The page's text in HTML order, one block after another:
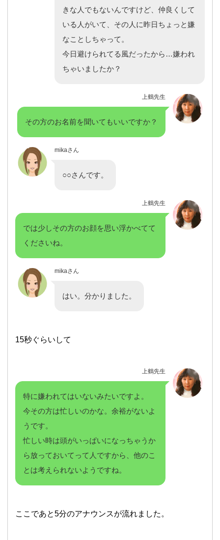
きな人でもないんですけど、仲良くして
いる人がいて、その人に昨日ちょっと嫌
なことしちゃって。
今日避けられてる風だったから…嫌われ
ちゃいましたか？
上鶴先生
その方のお名前を聞いてもいいですか？
mikaさん
○○さんです。
上鶴先生
では少しその方のお顔を思い浮かべてて
くださいね。
mikaさん
はい。分かりました。
15秒ぐらいして
上鶴先生
特に嫌われてはいないみたいですよ。
今その方は忙しいのかな。余裕がないよ
うです。
忙しい時は頭がいっぱいになっちゃうか
ら放っておいてって人ですから、他のこ
とは考えられないようですね。
ここであと5分のアナウンスが流れました。